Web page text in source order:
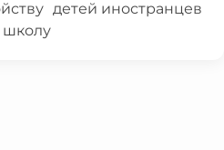
детей иностранцев
школу